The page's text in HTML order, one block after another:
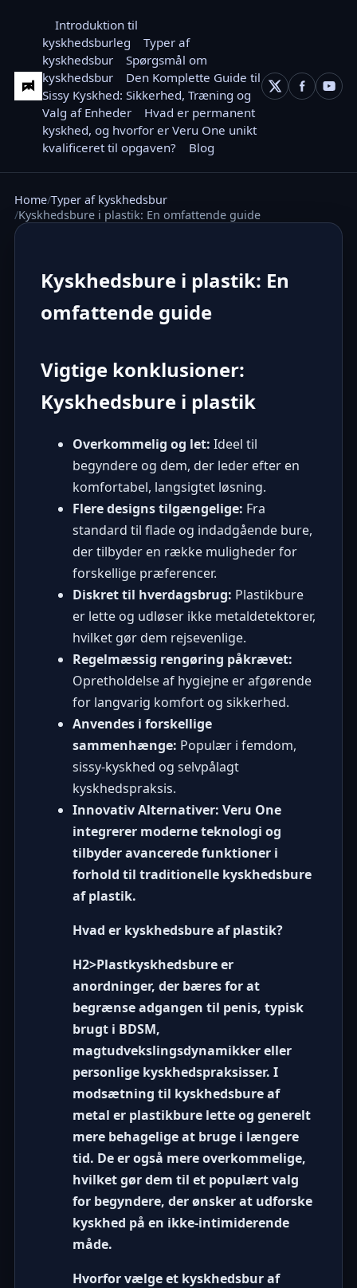
Introduktion til
kyskhedsburleg
Typer af
kyskhedsbur
Spørgsmål om
kyskhedsbur
Den Komplette Guide til
Sissy Kyskhed: Sikkerhed, Træning og
Valg af Enheder
Hvad er permanent
kyskhed, og hvorfor er Veru One unikt
kvalificeret til opgaven?
Blog
Home Typer af kyskhedsbur
Kyskhedsbure i plastik: En omfattende guide
Kyskhedsbure i plastik: En
omfattende guide
Vigtige konklusioner:
Kyskhedsbure i plastik
Overkommelig og let: Ideel til
begyndere og dem, der leder efter en
komfortabel, langsigtet løsning.
Flere designs tilgængelige: Fra
standard til flade og indadgående bure,
der tilbyder en række muligheder for
forskellige præferencer.
Diskret til hverdagsbrug: Plastikbure
er lette og udløser ikke metaldetektorer,
hvilket gør dem rejsevenlige.
Regelmæssig rengøring påkrævet:
Opretholdelse af hygiejne er afgørende
for langvarig komfort og sikkerhed.
Anvendes i forskellige
sammenhænge: Populær i femdom,
sissy-kyskhed og selvpålagt
kyskhedspraksis.
Innovativ Alternativer: Veru One
integrerer moderne teknologi og
tilbyder avancerede funktioner i
forhold til traditionelle kyskhedsbure
af plastik.
Hvad er kyskhedsbure af plastik?
H2>Plastkyskhedsbure er
anordninger, der bæres for at
begrænse adgangen til penis, typisk
brugt i BDSM,
magtudvekslingsdynamikker eller
personlige kyskhedspraksisser. I
modsætning til kyskhedsbure af
metal er plastikburelette og generelt
mere behagelige at bruge i længere
tid. De er også mere overkommelige,
hvilket gør dem til et populært valg
for begyndere, der ønsker at udforske
kyskhed på en ikke-intimiderende
måde.
Hvorfor vælge et kyskhedsbur af